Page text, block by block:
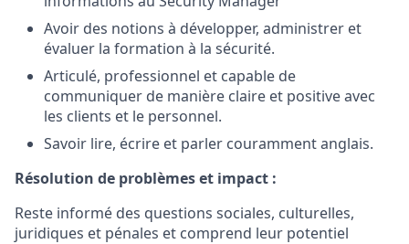
Avoir des notions à développer, administrer et
évaluer la formation à la sécurité.
Articulé, professionnel et capable de
communiquer de manière claire et positive avec
les clients et le personnel.
Savoir lire, écrire et parler couramment anglais.
Résolution de problèmes et impact :
Reste informé des questions sociales, culturelles,
juridiques et pénales et comprend leur potentiel